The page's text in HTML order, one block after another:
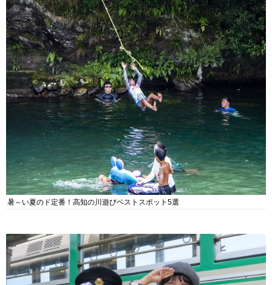
暑～い夏のド定番！高知の川遊びベストスポット5選